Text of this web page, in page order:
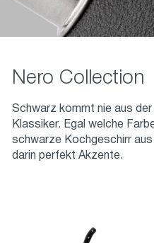
Nero Collection
Schwarz kommt nie aus
Klassiker. Egal welche
schwarze Kochgeschirr
darin perfekt Akzente.